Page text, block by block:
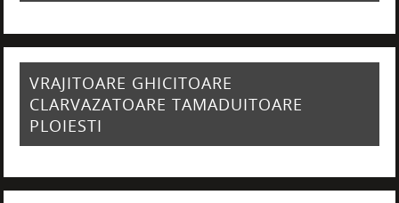
VRAJITOARE GHICITOARE
CLARVAZATOARE TAMADUITOARE
PLOIESTI